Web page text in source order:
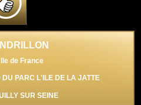
de France
PARC L'ILE DE LA JATTE
SUR SEINE